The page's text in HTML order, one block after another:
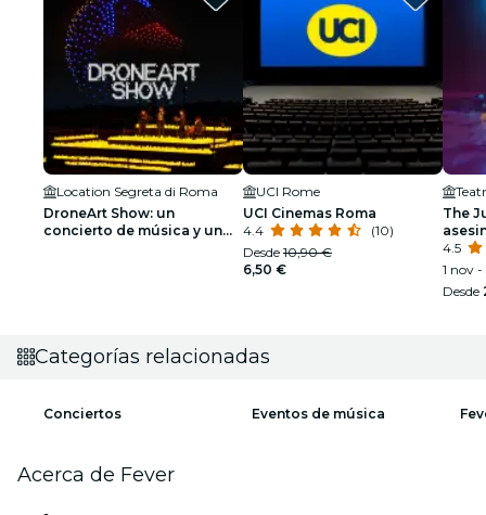
Location Segreta di Roma
DroneArt Show: un
concierto de música y un
UCI Rome
UCI Cinemas Roma
4.4
(10)
Desde 10,90 €
6,50 €
The
4.5
1 nov
Desde
Categorías relacionadas
Conciertos Eventos de música
Acerca de Fever